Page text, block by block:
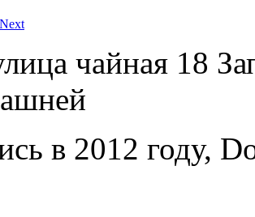
Next
чайная 18
в 2012 году,